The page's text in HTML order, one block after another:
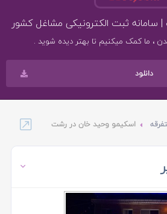
، ما کمک میکنیم تا بهتر دیده شوید .
دانلود
اسکیمو وحید خان در رشت